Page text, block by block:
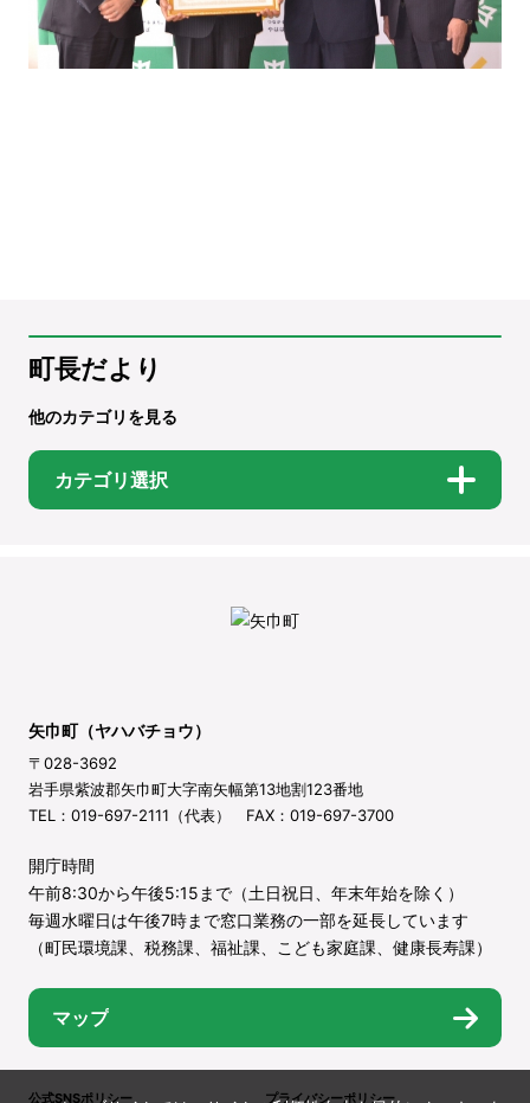
町長だより
他のカテゴリを見る
カテゴリ選択
矢巾町（ヤハバチョウ）
〒028-3692
岩手県紫波郡矢巾町大字南矢幅第13地割123番地
TEL：019-697-2111（代表） FAX：019-697-3700
開庁時間
午前8:30から午後5:15まで（土日祝日、年末年始を除く）
毎週水曜日は午後7時まで窓口業務の一部を延長しています
（町民環境課、税務課、福祉課、こども家庭課、健康長寿課）
マップ
公式SNSポリシー プライバシーポリシー